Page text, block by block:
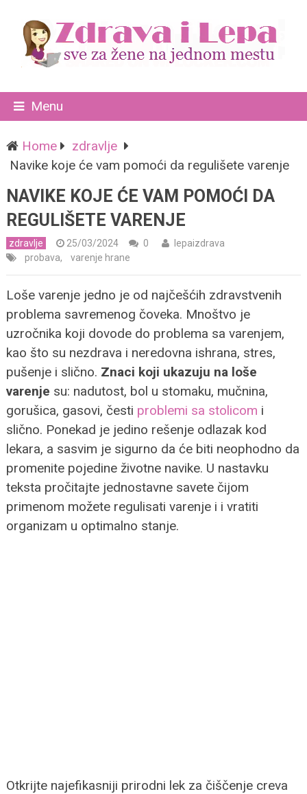
Menu
Home
zdravlje
Navike koje će vam pomoći da regulišete varenje
NAVIKE KOJE ĆE VAM POMOĆI DA
REGULIŠETE VARENJE
zdravlje 25/03/2024 0
lepaizdrava
probava, varenje hrane
Loše varenje jedno je od najčešćih zdravstvenih
problema savremenog čoveka. Mnoštvo je
uzročnika koji dovode do problema sa varenjem,
kao što su nezdrava i neredovna ishrana, stres,
pušenje i slično. Znaci koji ukazuju na loše
varenje su: nadutost, bol u stomaku, mučnina,
gorušica, gasovi, česti problemi sa stolicom i
slično. Ponekad je jedino rešenje odlazak kod
lekara, a sasvim je sigurno da će biti neophodno da
promenite pojedine životne navike. U nastavku
teksta pročitajte jednostavne savete čijom
primenom možete regulisati varenje i i vratiti
organizam u optimalno stanje.
Otkrijte najefikasniji prirodni lek za čiščenje creva